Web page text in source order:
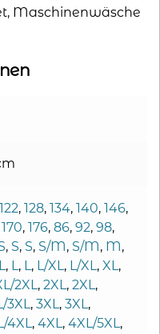
Maschinenwäsche
122, 128, 134, 140, 146,
170, 176, 86, 92, 98,
, S, S, S/M, S/M, M,
, L, L, L/XL, L/XL, XL,
2XL, 2XL, 2XL,
3XL, 3XL, 3XL,
4XL, 4XL, 4XL/5XL,